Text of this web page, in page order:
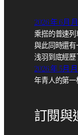
2026 年 6月
乘搭的普速
與此同時還
浅羽到底經
2026 年 5月
年青人的第
訂閱與